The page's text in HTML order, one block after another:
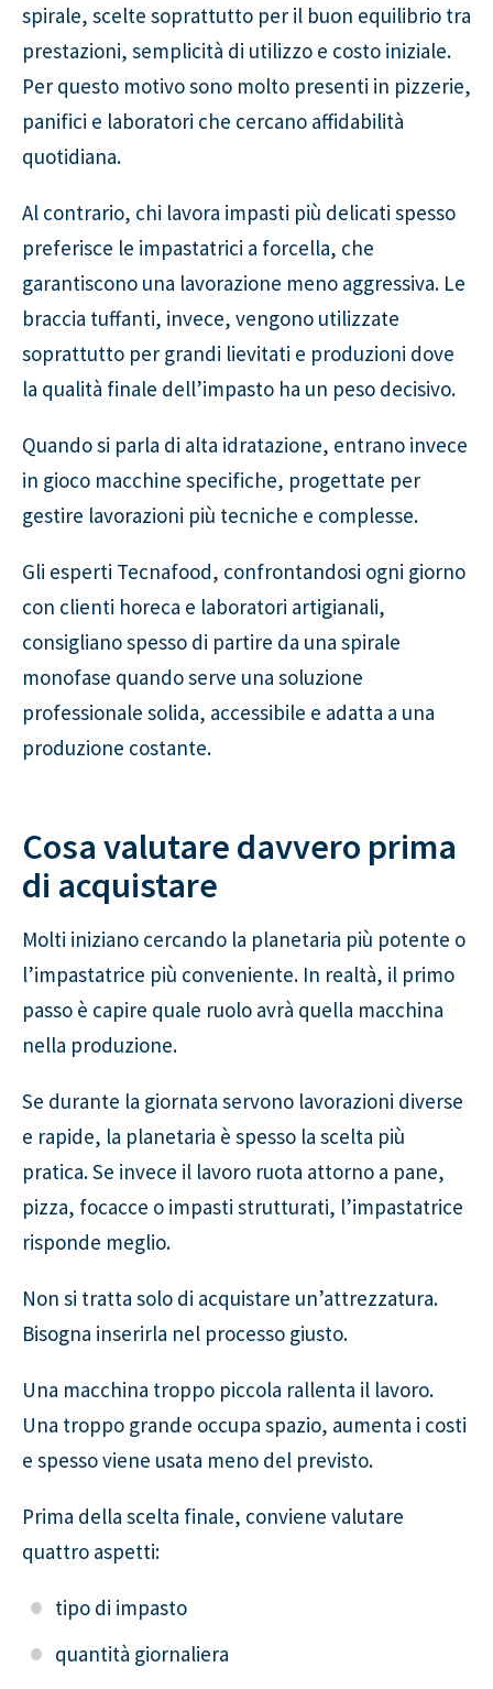
spirale, scelte soprattutto per il buon equilibrio tra
prestazioni, semplicità di utilizzo e costo iniziale.
Per questo motivo sono molto presenti in pizzerie,
panifici e laboratori che cercano affidabilità
quotidiana.
Al contrario, chi lavora impasti più delicati spesso
preferisce le impastatrici a forcella, che
garantiscono una lavorazione meno aggressiva. Le
braccia tuffanti, invece, vengono utilizzate
soprattutto per grandi lievitati e produzioni dove
la qualità finale dell’impasto ha un peso decisivo.
Quando si parla di alta idratazione, entrano invece
in gioco macchine specifiche, progettate per
gestire lavorazioni più tecniche e complesse.
Gli esperti Tecnafood, confrontandosi ogni giorno
con clienti horeca e laboratori artigianali,
consigliano spesso di partire da una spirale
monofase quando serve una soluzione
professionale solida, accessibile e adatta a una
produzione costante.
Cosa valutare davvero prima
di acquistare
Molti iniziano cercando la planetaria più potente o
l’impastatrice più conveniente. In realtà, il primo
passo è capire quale ruolo avrà quella macchina
nella produzione.
Se durante la giornata servono lavorazioni diverse
e rapide, la planetaria è spesso la scelta più
pratica. Se invece il lavoro ruota attorno a pane,
pizza, focacce o impasti strutturati, l’impastatrice
risponde meglio.
Non si tratta solo di acquistare un’attrezzatura.
Bisogna inserirla nel processo giusto.
Una macchina troppo piccola rallenta il lavoro.
Una troppo grande occupa spazio, aumenta i costi
e spesso viene usata meno del previsto.
Prima della scelta finale, conviene valutare
quattro aspetti:
tipo di impasto
quantità giornaliera